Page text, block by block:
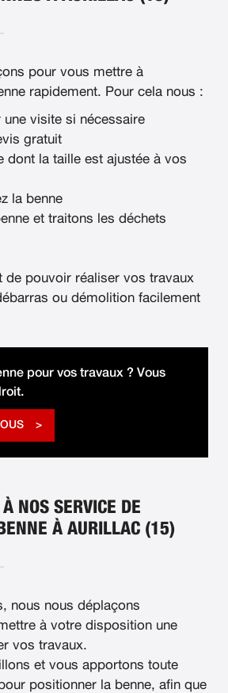
pour vous mettre à
rapidement. Pour cela nous :
une visite si nécessaire
gratuit
dont la taille est ajustée à vos
la benne
et traitons les déchets
de pouvoir réaliser vos travaux
ou démolition facilement
pour vos travaux ? Vous
NOS SERVICE DE
À AURILLAC (15)
nous nous déplaçons
à votre disposition une
vos travaux.
et vous apportons toute
positionner la benne, afin que